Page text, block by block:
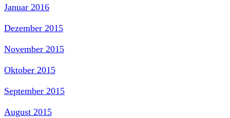
Januar 2016
Dezember 2015
November 2015
Oktober 2015
September 2015
August 2015